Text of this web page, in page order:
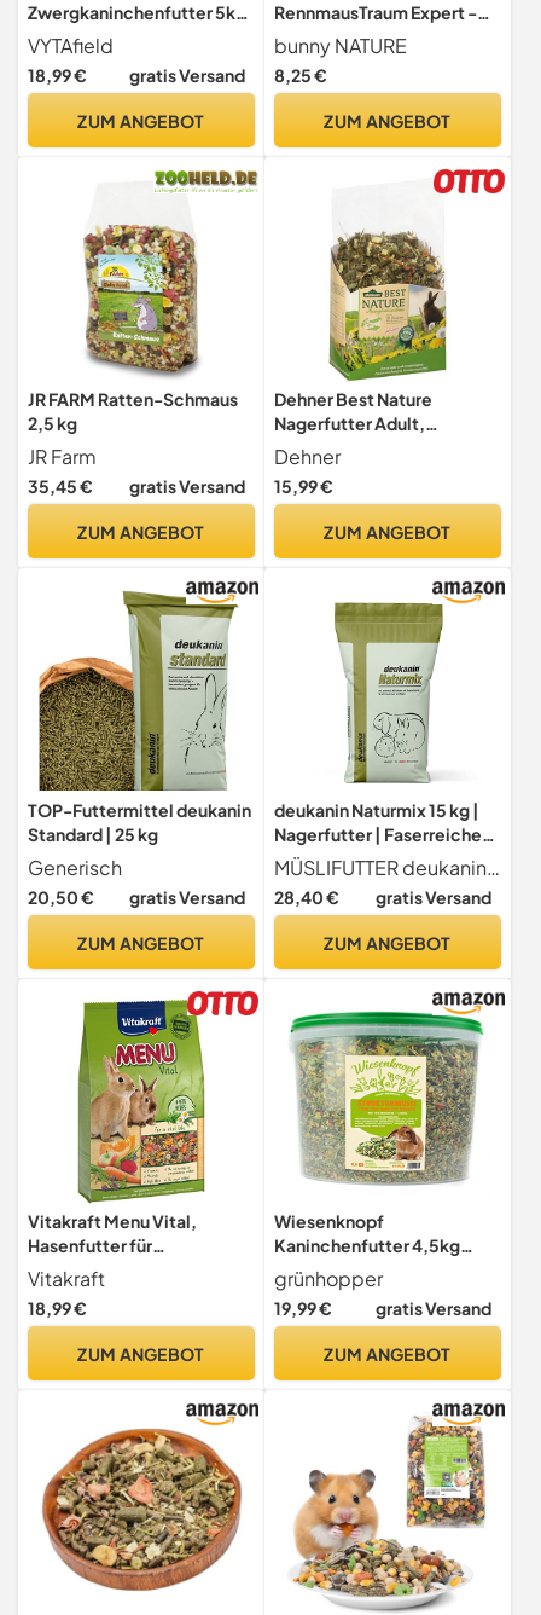
Zwergkaninchenfutter 5kg
- Nagerfutter mit Vitaminen
& Mineralien
VYTAfield
18,99 € gratis Versand
ZUM ANGEBOT
RennmausTraum Expert -
Alleinfuttermittel für
Rennmäuse - Nager-Futter
Mix mit Vitaminen, Power-
- 500g
bunny NATURE
8,25 €
ZUM ANGEBOT
JR FARM Ratten-Schmaus
2,5 kg
JR Farm
35,45 € gratis Versand
ZUM ANGEBOT
Dehner Best Nature
Nagerfutter Adult,
Zwergkaninchenfutter, 2 kg
Dehner
15,99 €
ZUM ANGEBOT
TOP-Futtermittel deukanin
Standard | 25 kg
Generisch
20,50 € gratis Versand
ZUM ANGEBOT
deukanin Naturmix 15 kg |
Nagerfutter | Faserreiches
Nagermüsli mit
Mariendistelöl |
Ergänzungsfuttermittel für
MÜSLIFUTTER deukanin Naturmix ist ein Müslifutter mit Strukturluzerne für alle Kaninchen und Nager in Großgruppenhaltung und Zucht. Der bunte Mix mit Erbsenflocken, Karottentrester und Mais schafft Abwechslung.
28,40 € gratis Versand
ZUM ANGEBOT
Vitakraft Menu Vital,
Hasenfutter für
Zwergkaninchen, mit
Luzerne und Apfel,
angereichert mit Kräutern,
ohne Zusatz von Zucker und
Vitakraft
18,99 €
ZUM ANGEBOT
Wiesenknopf
Kaninchenfutter 4,5kg
Strukturfutter mit Kräuter
grünhopper
19,99 € gratis Versand
ZUM ANGEBOT